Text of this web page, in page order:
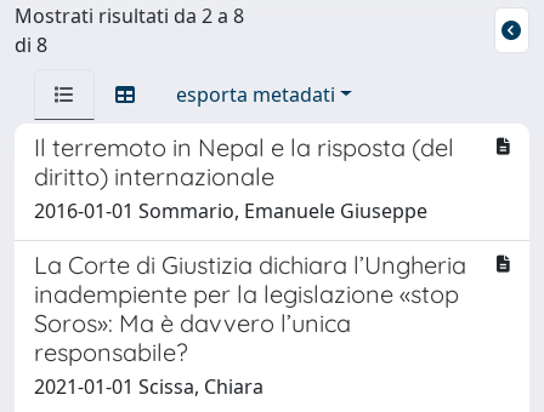
Mostrati risultati da 2 a 8
di 8
esporta metadati
Il terremoto in Nepal e la risposta (del
diritto) internazionale
2016-01-01 Sommario, Emanuele Giuseppe
La Corte di Giustizia dichiara l’Ungheria
inadempiente per la legislazione «stop
Soros»: Ma è davvero l’unica
responsabile?
2021-01-01 Scissa, Chiara